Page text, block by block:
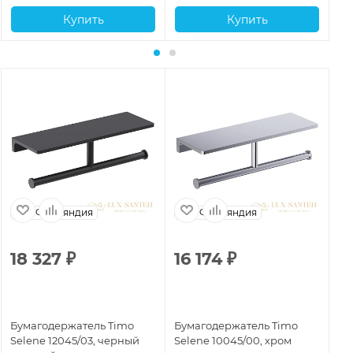
Купить Купить
Финляндия
18 327 ₽
Бумагодержатель Timo
Selene 12045/03, черный
Финляндия
16 174₽
Бумагодержатель Timo
Selene 10045/00, хром